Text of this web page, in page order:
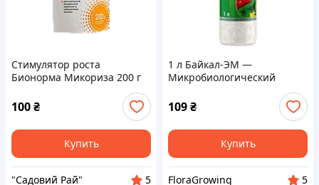
Стимулятор роста
Бионорма Микориза 200 г
100₴
Купить
"Садовий Рай"
5
1 л Байкал-ЭМ —
Микробиологический
109₴
Купить
FloraGrowing
5